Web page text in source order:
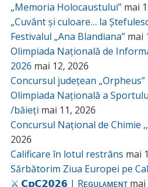
„Memoria Holocaustului” mai
„Cuvânt și culoare… la
Festivalul „Ana Blandiana” mai
Olimpiada Națională de
2026 mai 12, 2026
Concursul județean „Orpheus”
Olimpiada Națională a
/băieți mai 11, 2026
Concursul Național de Chimie
2026
Calificare în lotul restrâns mai
Sărbătorim Ziua Europei pe
⚔️ 𝗖𝗽𝗖𝟮𝟬𝟮𝟲 | Rᴇɢᴜʟᴀᴍᴇɴᴛ mai